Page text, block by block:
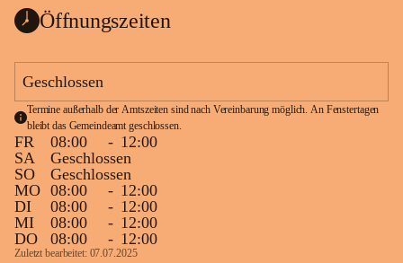
ht
1 Seite•0,1 MB
Öffnungszeiten
Geschlossen
Termine außerhalb der Amtszeiten sind nach Vereinbarung möglich. An Fenstertagen
bleibt das Gemeindeamt geschlossen.
FR 08:00 - 12:00
SA
Geschlossen
SO
Geschlossen
MO 08:00 - 12:00
DI
08:00 - 12:00
MI
08:00 - 12:00
DO
08:00 - 12:00
Zuletzt bearbeitet: 07.07.2025